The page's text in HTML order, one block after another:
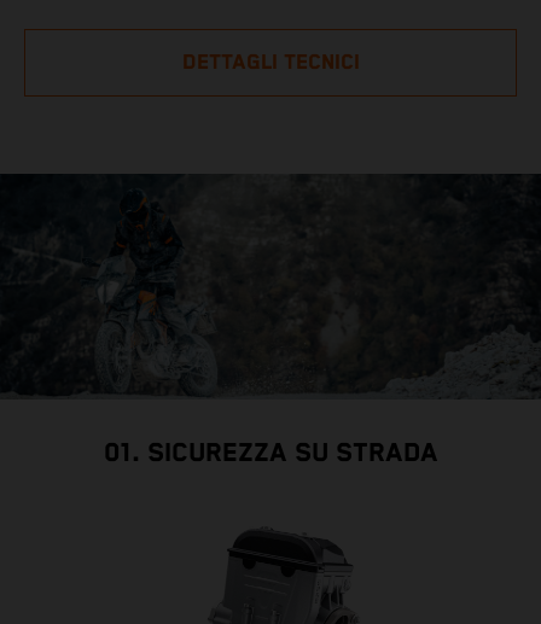
DETTAGLI TECNICI
01. SICUREZZA SU STRADA